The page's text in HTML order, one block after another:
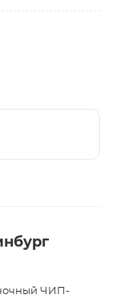
ЧИП-